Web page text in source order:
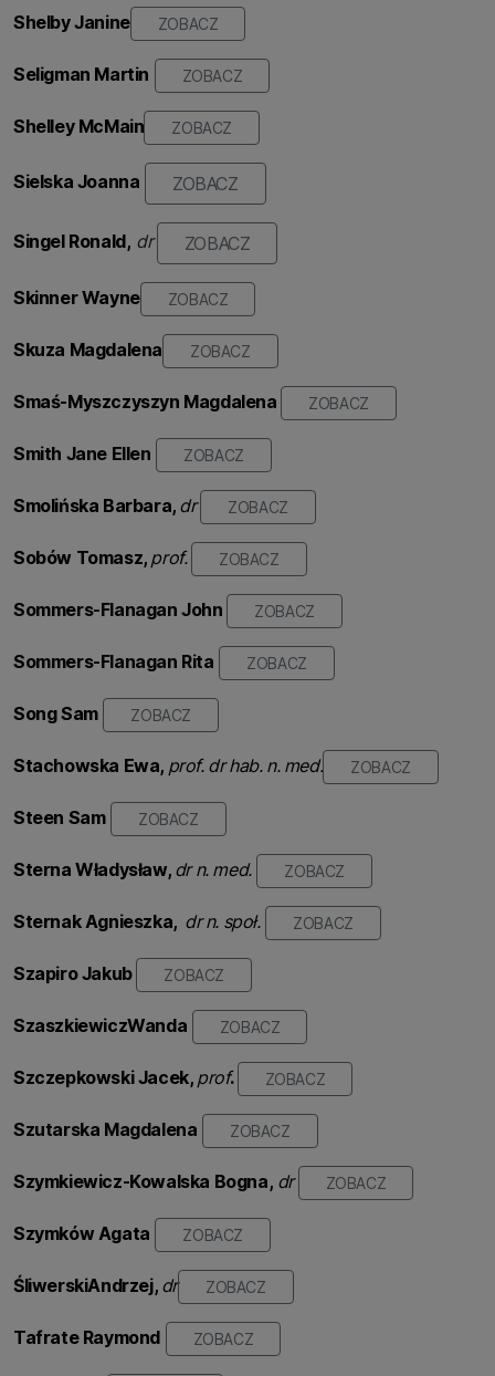
Shelby Janine ZOBACZ
Seligman Martin ZOBACZ
Shelley McMain ZOBACZ
Sielska Joanna ZOBACZ
Singel Ronald, dr ZOBACZ
Skinner Wayne ZOBACZ
Skuza Magdalena ZOBACZ
Smaś-Myszczyszyn Magdalena ZOBACZ
Smith Jane Ellen ZOBACZ
Smolińska Barbara, dr ZOBACZ
Sobów Tomasz, prof. ZOBACZ
Sommers-Flanagan John ZOBACZ
Sommers-Flanagan Rita ZOBACZ
Song Sam ZOBACZ
Stachowska Ewa, prof. dr hab. n. med. ZOBACZ
Steen Sam ZOBACZ
SternaWładysław, dr n. med. ZOBACZ
Sternak Agnieszka, dr n. społ. ZOBACZ
SzapiroJakub ZOBACZ
SzaszkiewiczWanda ZOBACZ
SzczepkowskiJacek, prof. ZOBACZ
Szutarska Magdalena ZOBACZ
Szymkiewicz-Kowalska Bogna, dr ZOBACZ
Szymków Agata ZOBACZ
ŚliwerskiAndrzej, dr ZOBACZ
Tafrate Raymond ZOBACZ